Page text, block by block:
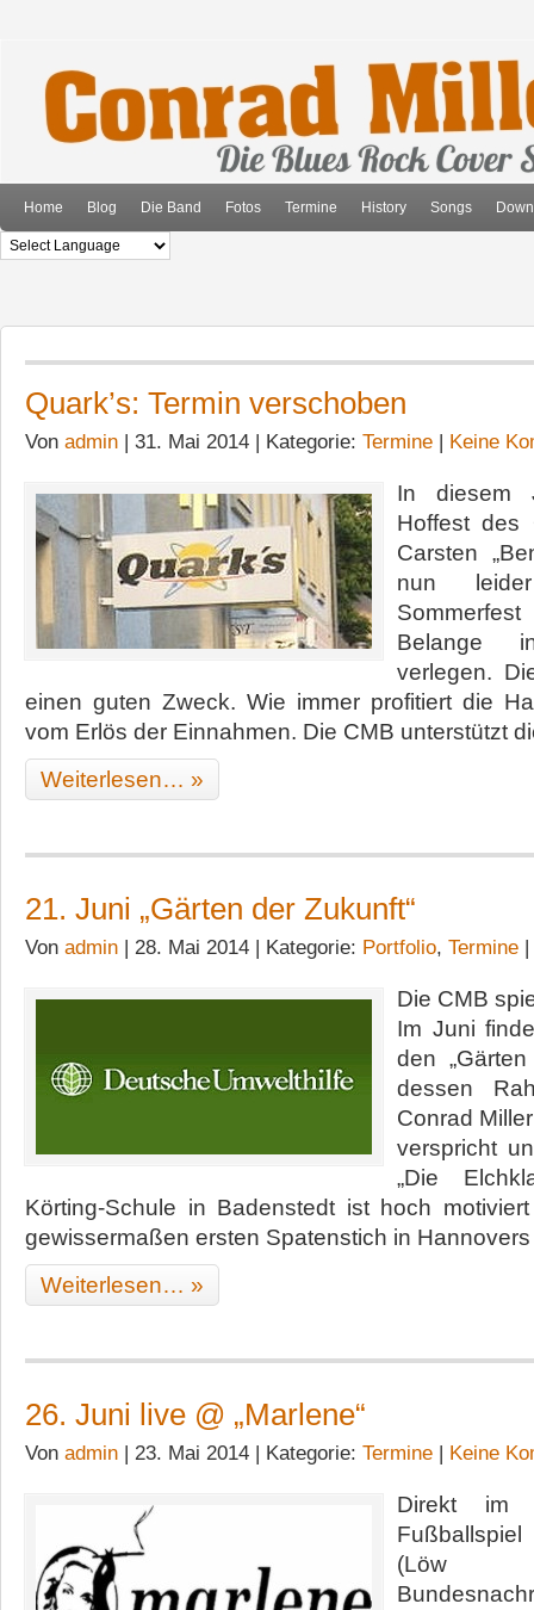
Home Blog Die Band Fotos Termine History Songs
Quark’s: Termin verschoben
Von admin | 31. Mai 2014 | Kategorie: Termine | Keine
In diesem
Hoffest des
Carsten
nun
Sommerfest
Belange
verlegen.
einen guten Zweck. Wie immer profitiert die
vom Erlös der Einnahmen. Die CMB unterstützt
Weiterlesen… »
21. Juni „Gärten der Zukunft“
Von admin | 28. Mai 2014 | Kategorie: Portfolio, Termine |
Die CMB
Im Juni
den
dessen
Conrad
verspricht
„Die
Körting-Schule in Badenstedt ist hoch
gewissermaßen ersten Spatenstich in Hannovers
Weiterlesen… »
26. Juni live @ „Marlene“
Von admin | 23. Mai 2014 | Kategorie: Termine | Keine
Direkt im
(Löw